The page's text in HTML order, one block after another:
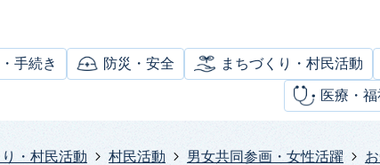
手続き 防災・安全 まちづくり・村民活動
医療・福
・村民活動 村民活動 男女共同参画・女性活躍